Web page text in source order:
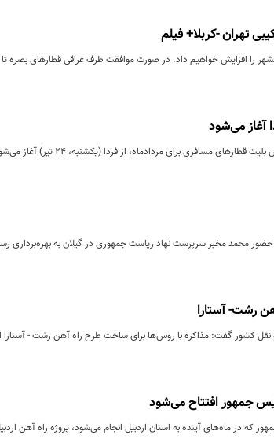
تهران -کربلا+ فیلم
را افزایش خواهیم داد. در صورت موافقت طرف عراقی قطار‌های بصره
آغاز می‌شود
مسافری برای مردادماه، از فردا (یکشنبه، ۲۴ تیر) آغاز می‌شود.
رشت- آستارا
کشور گفت: مذاکره با روس‌ها برای ساخت طرح راه آهن رشت - آستارا
جمهور افتتاح می‌شود
در ماه‌های آینده به استان اردبیل انجام می‌شود، پروژه راه آهن